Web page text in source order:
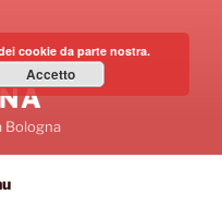
Bologna
cookie da parte nostra.
Accetto